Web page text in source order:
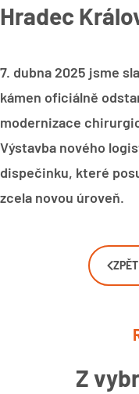
Hradec
7. dubna 2025 jsme
kámen oficiálně
modernizace
Výstavba nového
dispečinku, které
zcela novou úroveň.
Z